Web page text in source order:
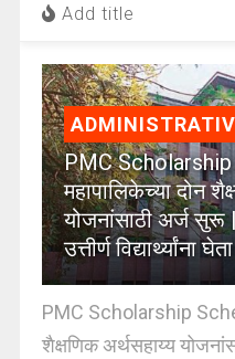
Add title
PMC
महापालिकेच्या दोन
योजनांसाठी अर्ज
उत्तीर्ण विद्यार्थ्यांना
PMC Scholarship
शैक्षणिक अर्थसहाय्य